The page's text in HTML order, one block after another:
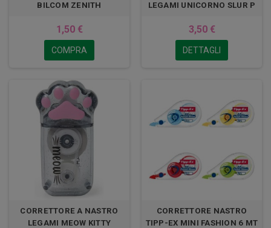
BILCOM ZENITH
1,50 €
COMPRA
LEGAMI UNICORNO SLUR P
3,50 €
DETTAGLI
CORRETTORE A NASTRO
LEGAMI MEOW KITTY
CORRETTORE NASTRO
TIPP-EX MINI FASHION 6 MT